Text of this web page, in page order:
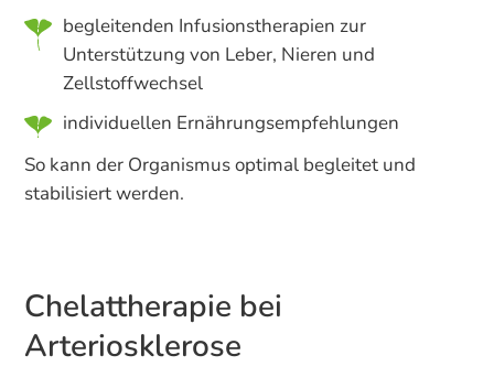
begleitenden Infusionstherapien zur
Unterstützung von Leber, Nieren und
Zellstoffwechsel
individuellen Ernährungsempfehlungen
So kann der Organismus optimal begleitet und
stabilisiert werden.
Chelattherapie bei
Arteriosklerose